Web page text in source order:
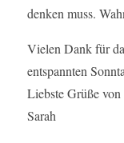
denken muss.
Vielen Dank für
entspannten
Liebste Grüße von
Sarah